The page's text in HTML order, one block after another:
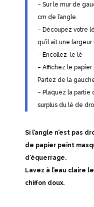
– Sur le mur de
cm de l’angle.
– Découpez votre
qu’il ait une
– Encollez-le lé
– Affichez le
Partez de la
– Plaquez la partie
surplus du lé de
Si l’angle n’est pas
de papier peint
d’équerrage.
Lavez à l’eau claire
chiffon doux.